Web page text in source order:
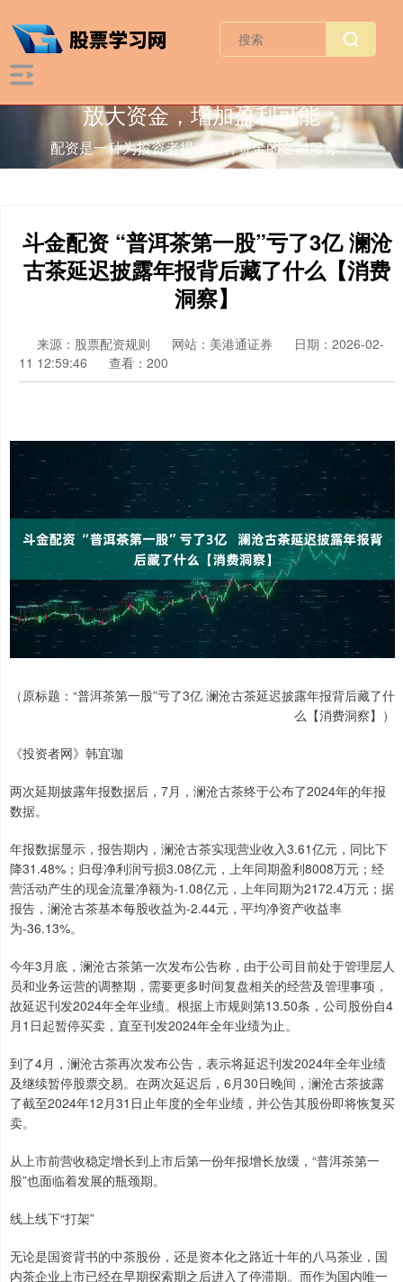
放大资金，增加盈利可能
配资是一种为投资者提供杠杆资金的金融服务！
斗金配资 “普洱茶第一股”亏了3亿 澜沧
古茶延迟披露年报背后藏了什么【消费
洞察】
来源：股票配资规则 网站：美港通证券
日期：2026-02-
11 12:59:46
查看：200
（原标题：“普洱茶第一股”亏了3亿 澜沧古茶延迟披露年报背后藏了什
么【消费洞察】）
《投资者网》韩宜珈
两次延期披露年报数据后，7月，澜沧古茶终于公布了2024年的年报
数据。
年报数据显示，报告期内，澜沧古茶实现营业收入3.61亿元，同比下
降31.48%；归母净利润亏损3.08亿元，上年同期盈利8008万元；经
营活动产生的现金流量净额为-1.08亿元，上年同期为2172.4万元；据
报告，澜沧古茶基本每股收益为-2.44元，平均净资产收益率
为-36.13%。
今年3月底，澜沧古茶第一次发布公告称，由于公司目前处于管理层人
员和业务运营的调整期，需要更多时间复盘相关的经营及管理事项，
故延迟刊发2024年全年业绩。根据上市规则第13.50条，公司股份自4
月1日起暂停买卖，直至刊发2024年全年业绩为止。
到了4月，澜沧古茶再次发布公告，表示将延迟刊发2024年全年业绩
及继续暂停股票交易。在两次延迟后，6月30日晚间，澜沧古茶披露
了截至2024年12月31日止年度的全年业绩，并公告其股份即将恢复买
卖。
从上市前营收稳定增长到上市后第一份年报增长放缓，“普洱茶第一
股”也面临着发展的瓶颈期。
线上线下“打架”
无论是国资背书的中茶股份，还是资本化之路近十年的八马茶业，国
内茶企业上市已经在早期探索期之后进入了停滞期。而作为国内唯一